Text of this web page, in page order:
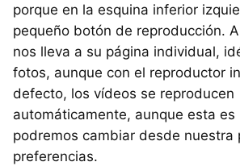
porque en la esquina inferior
pequeño botón de reproducción.
nos lleva a su página individual,
fotos, aunque con el reproductor
defecto, los vídeos se reproducen
automáticamente, aunque esta es
podremos cambiar desde nuestra
preferencias.